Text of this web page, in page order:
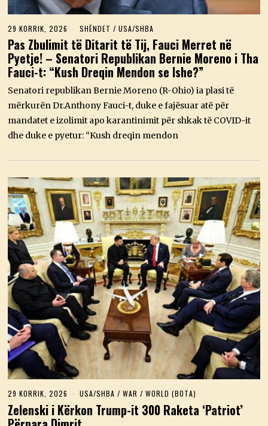
29 KORRIK, 2026
K
O
R
R
K
,
2
0
2
SHËNDET / USA/SHBA
Pas Zbulimit të Ditarit të Tij, Fauci Merret në
Pyetje! – Senatori Republikan Bernie Moreno i Tha
Fauci-t: “Kush Dreqin Mendon se Ishe?”
Senatori republikan Bernie Moreno (R-Ohio) ia plasi të
mërkurën Dr.Anthony Fauci-t, duke e fajësuar atë për
mandatet e izolimit apo karantinimit për shkak të COVID-it
dhe duke e pyetur: “Kush dreqin mendon
29 KORRIK, 2026 USA/SHBA / WAR / WORLD (BOTA)
Zelenski i Kërkon Trump-it 300 Raketa ‘Patriot’